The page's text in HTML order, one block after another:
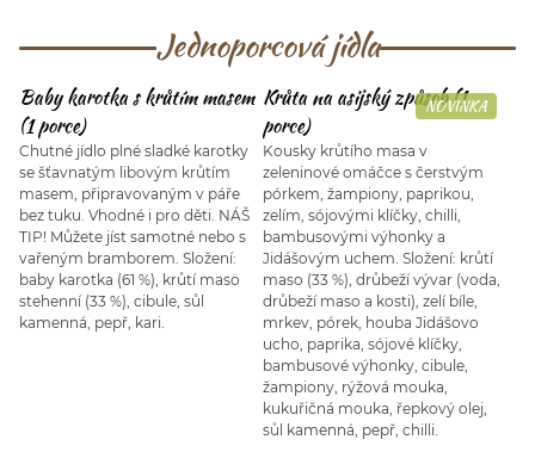
Jednoporcová jídla
Baby karotka s krůtím masem
(1 porce)
Chutné jídlo plné sladké karotky
se šťavnatým libovým krůtím
masem, připravovaným v páře
bez tuku. Vhodné i pro děti. NÁŠ
TIP! Můžete jíst samotné nebo s
vařeným bramborem. Složení:
baby karotka (61 %), krůtí maso
stehenní (33 %), cibule, sůl
kamenná, pepř, kari.
NOVINKA
Krůta na asijský způsob (1
porce)
Kousky krůtího masa v
zeleninové omáčce s čerstvým
pórkem, žampiony, paprikou,
zelím, sójovými klíčky, chilli,
bambusovými výhonky a
Jidášovým uchem. Složení: krůtí
maso (33 %), drůbeží vývar (voda,
drůbeží maso a kosti), zelí bíle,
mrkev, pórek, houba Jidášovo
ucho, paprika, sójové klíčky,
bambusové výhonky, cibule,
žampiony, rýžová mouka,
kukuřičná mouka, řepkový olej,
sůl kamenná, pepř, chilli.